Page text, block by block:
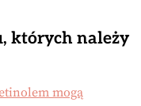
których należy
mogą